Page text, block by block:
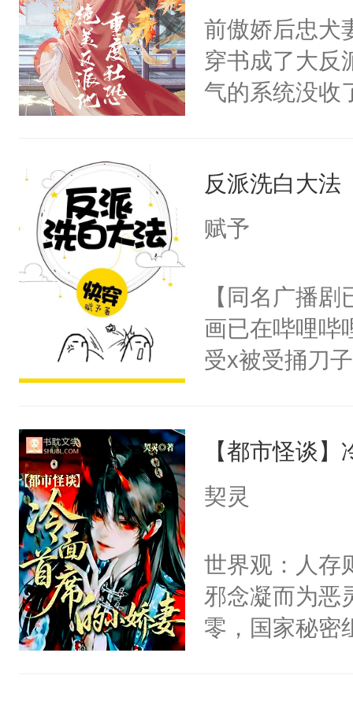
卫天还没亮，
腰：“陛下，
不好了！”“那
小白莲：“嘤
胡说，我没碰
不愧是大佬
悉，嗷？这不
可以先看仙帝
朝，一个从未
为三种性别。
构与男子相同
了一颗红色
人，最终坐上
前傲娇后忠犬
穿书成了大反
气的系统没收
用见人，因为
言神龙见首不
名蛇蛇，跟
不知道，那小
头，魔尊墨宴
宴：柳折枝你
们竟然欺负
宴：要不你
来……“蛇蛇，
堂魔尊……行
位，当日就抢
神偏执：不许
反派洗白大法
赋予
【同名广播
画已在哔哩哔
受x被受捅刀
病，一个个
上了还是无动
间变脸背叛他
的恶事他都对
一个权力滔天
右男主又报
【都市怪谈
契灵
世界观：人存
邪念凝而为恶
零，国家秘密